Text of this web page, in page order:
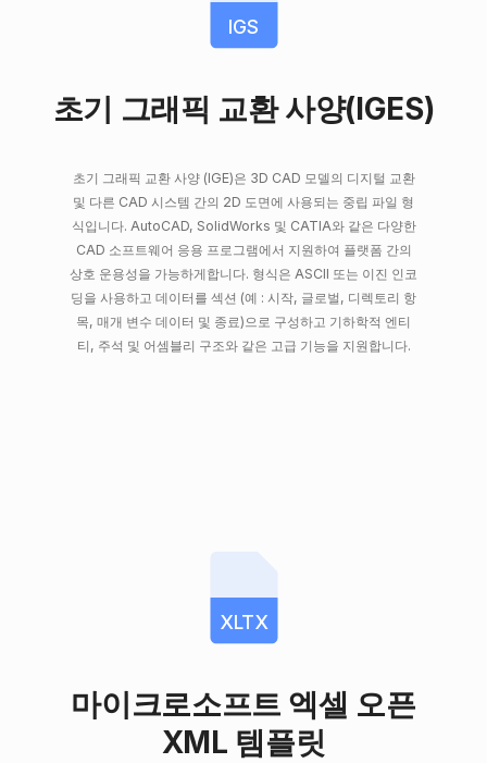
IGS
초기 그래픽 교환 사양(IGES)
초기 그래픽 교환 사양 (IGE)은 3D CAD 모델의 디지털 교환
및 다른 CAD 시스템 간의 2D 도면에 사용되는 중립 파일 형
식입니다. AutoCAD, SolidWorks 및 CATIA와 같은 다양한
CAD 소프트웨어 응용 프로그램에서 지원하여 플랫폼 간의
상호 운용성을 가능하게합니다. 형식은 ASCII 또는 이진 인코
딩을 사용하고 데이터를 섹션 (예 : 시작, 글로벌, 디렉토리 항
목, 매개 변수 데이터 및 종료)으로 구성하고 기하학적 엔티
티, 주석 및 어셈블리 구조와 같은 고급 기능을 지원합니다.
XLTX
마이크로소프트 엑셀 오픈
XML 템플릿